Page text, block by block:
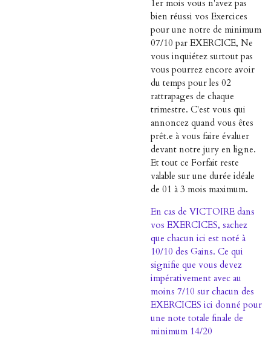
1er mois vous n'avez pas
bien réussi vos Exercices
pour une notre de minimum
07/10 par EXERCICE, Ne
vous inquiétez surtout pas
vous pourrez encore avoir
du temps pour les 02
rattrapages de chaque
trimestre. C'est vous qui
annoncez quand vous êtes
prêt.e à vous faire évaluer
devant notre jury en ligne.
Et tout ce Forfait reste
valable sur une durée idéale
de 01 à 3 mois maximum.
En cas de VICTOIRE dans
vos EXERCICES, sachez
que chacun ici est noté à
10/10 des Gains. Ce qui
signifie que vous devez
impérativement avec au
moins 7/10 sur chacun des
EXERCICES ici donné pour
une note totale finale de
minimum 14/20